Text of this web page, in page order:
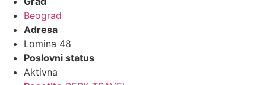
Beograd
Adresa
Lomina 48
Poslovni status
Aktivna